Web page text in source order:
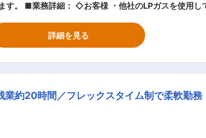
・アパ
ハードル
多く在籍しています。 経験やスキルではなく、あ
二種販売主任者」を
詳細を見る
業約20時間／フレックスタイム制で柔軟勤務